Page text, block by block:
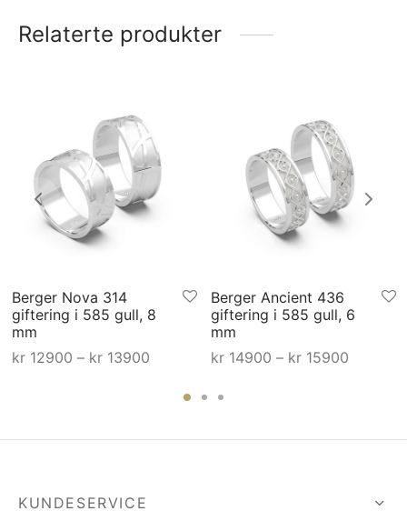
Relaterte produkter
Berger Nova 314
giftering i 585 gull, 8
mm
kr12900 – kr13900Prisområde:
kr 13900
Berger Ancient 436
giftering i 585 gull, 6
mm
kr14900 – kr15900
KUNDESERVICE